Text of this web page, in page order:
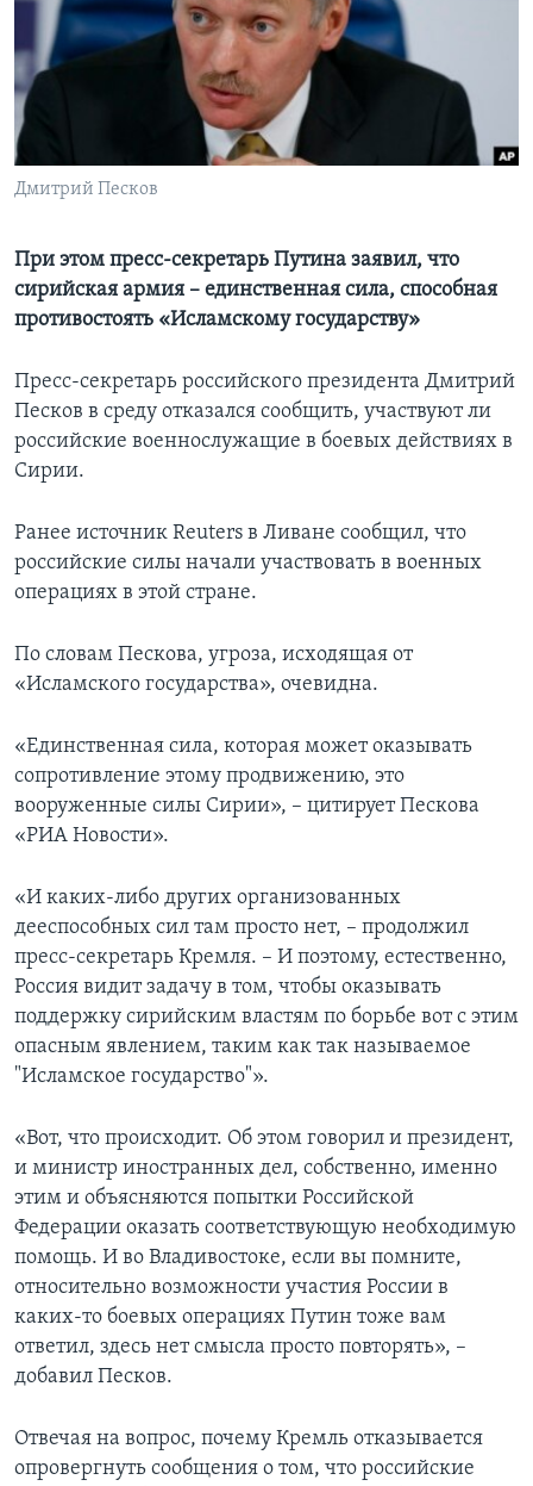
Learning English
СОЦИАЛЬНЫЕ СЕТИ
Дмитрий Песков
При этом пресс-секретарь Путина заявил, что
сирийская армия – единственная сила, способная
противостоять «Исламскому государству»
Пресс-секретарь российского президента Дмитрий
Песков в среду отказался сообщить, участвуют ли
российские военнослужащие в боевых действиях в
Сирии.
Ранее источник Reuters в Ливане сообщил, что
российские силы начали участвовать в военных
операциях в этой стране.
По словам Пескова, угроза, исходящая от
«Исламского государства», очевидна.
«Единственная сила, которая может оказывать
сопротивление этому продвижению, это
вооруженные силы Сирии», – цитирует Пескова
«РИА Новости».
«И каких-либо других организованных
дееспособных сил там просто нет, – продолжил
пресс-секретарь Кремля. – И поэтому, естественно,
Россия видит задачу в том, чтобы оказывать
поддержку сирийским властям по борьбе вот с этим
опасным явлением, таким как так называемое
"Исламское государство"».
«Вот, что происходит. Об этом говорил и президент,
и министр иностранных дел, собственно, именно
этим и объясняются попытки Российской
Федерации оказать соответствующую необходимую
помощь. И во Владивостоке, если вы помните,
относительно возможности участия России в
каких-то боевых операциях Путин тоже вам
ответил, здесь нет смысла просто повторять», –
добавил Песков.
Отвечая на вопрос, почему Кремль отказывается
опровергнуть сообщения о том, что российские